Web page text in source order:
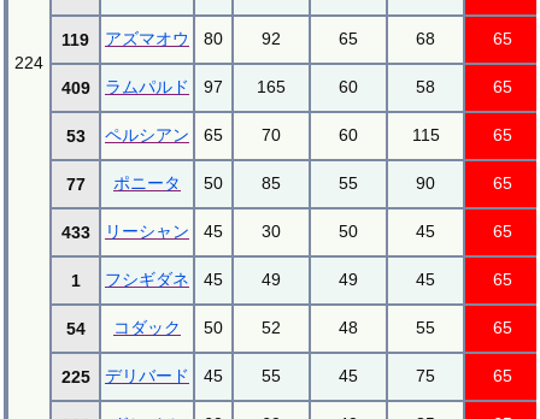
224
119 アズマオウ 80 92 65 68 65
409 ラムパルド 97 165 60 58 65
53 ペルシアン 65 70 60 115 65
77 ポニータ 50 85 55 90 65
433 リーシャン 45 30 50 45 65
1 フシギダネ 45 49 49 45 65
54 コダック 50 52 48 55 65
225 デリバード 45 55 45 75 65